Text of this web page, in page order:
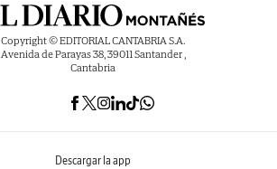
Copyright © EDITORIAL CANTABRIA S.A.
Avenida de Parayas 38, 39011 Santander ,
Cantabria
Descargar la app